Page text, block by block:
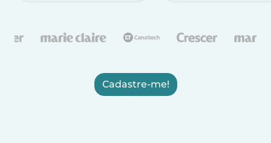
Cadastre-me!